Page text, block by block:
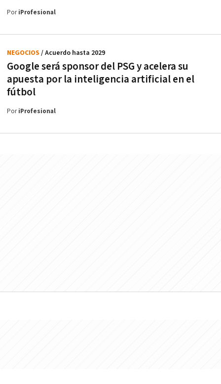
PoriProfesional
Google será sponsor del PSG y acelera su
apuesta por la inteligencia artificial en el
fútbol
NEGOCIOS / Acuerdo hasta 2029
PoriProfesional